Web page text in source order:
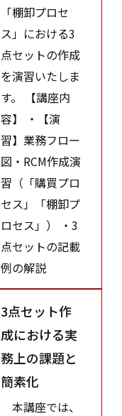
「棚卸プロセ
ス」における3
点セットの作成
を演習いたしま
す。 【講座内
容】 ・【演
習】業務フロー
図・RCM作成演
習（「購買プロ
セス」「棚卸プ
ロセス」） ・3
点セットの記載
例の解説
3点セット作
成における実
務上の課題と
簡素化
本講座では、